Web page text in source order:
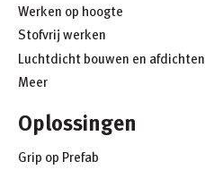
Werken op hoogte
Stofvrij werken
Luchtdicht bouwen en afdichten
Meer
Oplossingen
Grip op Prefab